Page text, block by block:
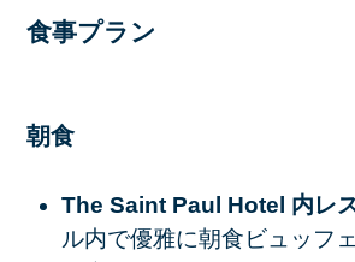
食事プラン
朝食
The Saint Paul Hotel 内レ
ル内で優雅に朝食ビュッフ